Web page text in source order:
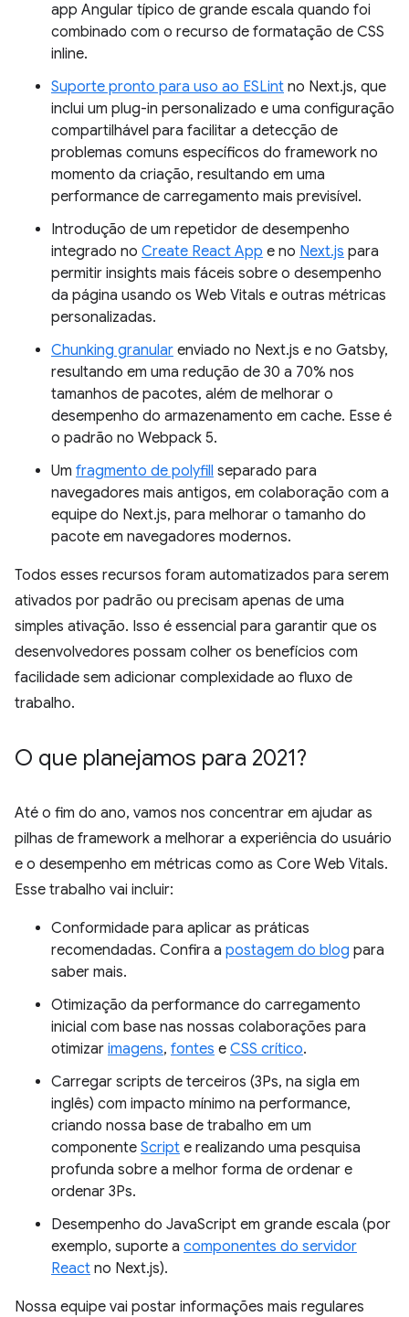
app Angular típico de grande escala quando foi
combinado com o recurso de formatação de CSS
inline.
Suporte pronto para uso ao ESLint no Next.js, que
inclui um plug-in personalizado e uma configuração
compartilhável para facilitar a detecção de
problemas comuns específicos do framework no
momento da criação, resultando em uma
performance de carregamento mais previsível.
Introdução de um repetidor de desempenho
integrado no Create React App e no Next.js para
permitir insights mais fáceis sobre o desempenho
da página usando os Web Vitals e outras métricas
personalizadas.
Chunking granular enviado no Next.js e no Gatsby,
resultando em uma redução de 30 a 70% nos
tamanhos de pacotes, além de melhorar o
desempenho do armazenamento em cache. Esse é
o padrão no Webpack 5.
Um fragmento de polyfill separado para
navegadores mais antigos, em colaboração com a
equipe do Next.js, para melhorar o tamanho do
pacote em navegadores modernos.
Todos esses recursos foram automatizados para serem
ativados por padrão ou precisam apenas de uma
simples ativação. Isso é essencial para garantir que os
desenvolvedores possam colher os benefícios com
facilidade sem adicionar complexidade ao fluxo de
trabalho.
O que planejamos para 2021?
Até o fim do ano, vamos nos concentrar em ajudar as
pilhas de framework a melhorar a experiência do usuário
e o desempenho em métricas como as Core Web Vitals.
Esse trabalho vai incluir:
Conformidade para aplicar as práticas
recomendadas. Confira a postagem do blog para
saber mais.
Otimização da performance do carregamento
inicial com base nas nossas colaborações para
otimizar imagens, fontes e CSS crítico.
Carregar scripts de terceiros (3Ps, na sigla em
inglês) com impacto mínimo na performance,
criando nossa base de trabalho em um
componente Script e realizando uma pesquisa
profunda sobre a melhor forma de ordenar e
ordenar 3Ps.
Desempenho do JavaScript em grande escala (por
exemplo, suporte a componentes do servidor
React no Next.js).
Nossa equipe vai postar informações mais regulares